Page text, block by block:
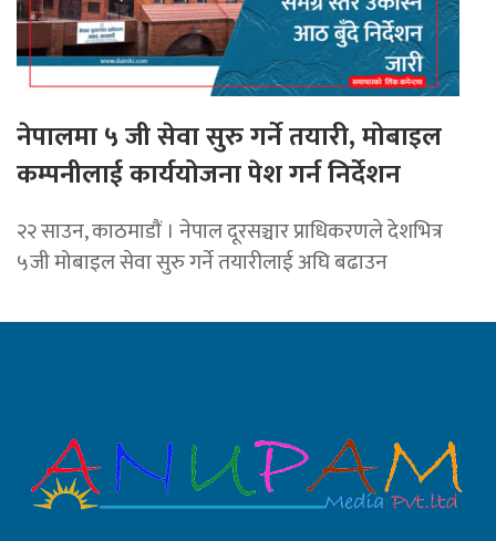
नेपालमा ५ जी सेवा सुरु गर्ने तयारी, मोबाइल
कम्पनीलाई कार्ययोजना पेश गर्न निर्देशन
२२ साउन, काठमाडाैं । नेपाल दूरसञ्चार प्राधिकरणले देशभित्र
५जी मोबाइल सेवा सुरु गर्ने तयारीलाई अघि बढाउन